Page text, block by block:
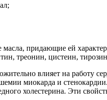
придающие ей
треонин, цистеин,
влияет на работу
миокарда и
холестерина. Эти